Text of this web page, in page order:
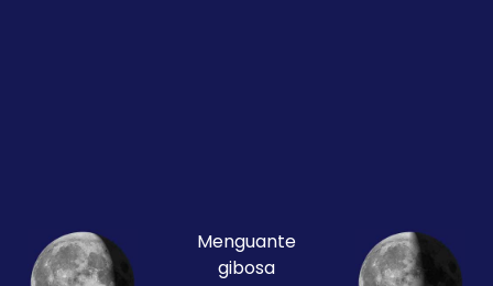
Menguante
gibosa